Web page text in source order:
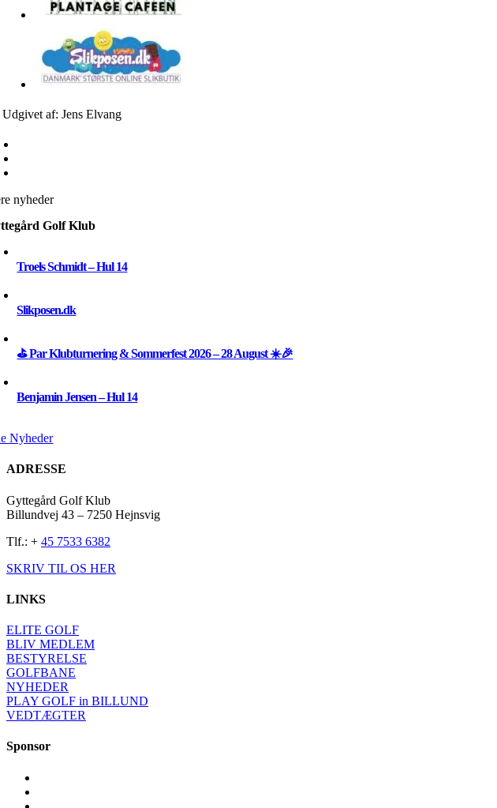
Udgivet af: Jens Elvang
nyheder
Golf Klub
Troels Schmidt – Hul 14
Slikposen.dk
⛳ Par Klubturnering & Sommerfest 2026 – 28 August ☀️🎉
Benjamin Jensen – Hul 14
Nyheder
ADRESSE
Gyttegård Golf Klub
Billundvej 43 – 7250 Hejnsvig
Tlf.: + 45 7533 6382
SKRIV TIL OS HER
LINKS
ELITE GOLF
BLIV MEDLEM
BESTYRELSE
GOLFBANE
NYHEDER
PLAY GOLF in BILLUND
VEDTÆGTER
Sponsor